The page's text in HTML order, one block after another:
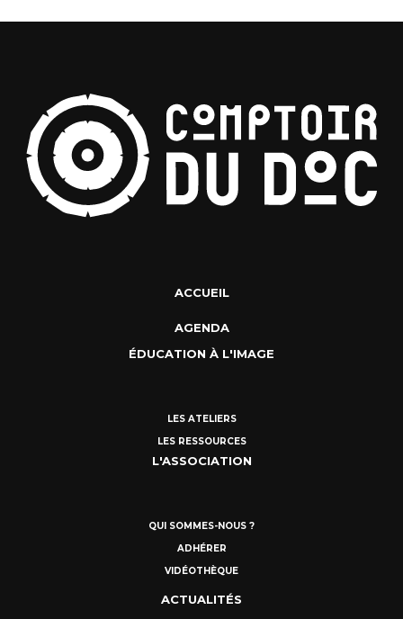
ACCUEIL
AGENDA
ÉDUCATION À L'IMAGE
LES ATELIERS
LES RESSOURCES
L'ASSOCIATION
QUI SOMMES-NOUS ?
ADHÉRER
VIDÉOTHÈQUE
ACTUALITÉS